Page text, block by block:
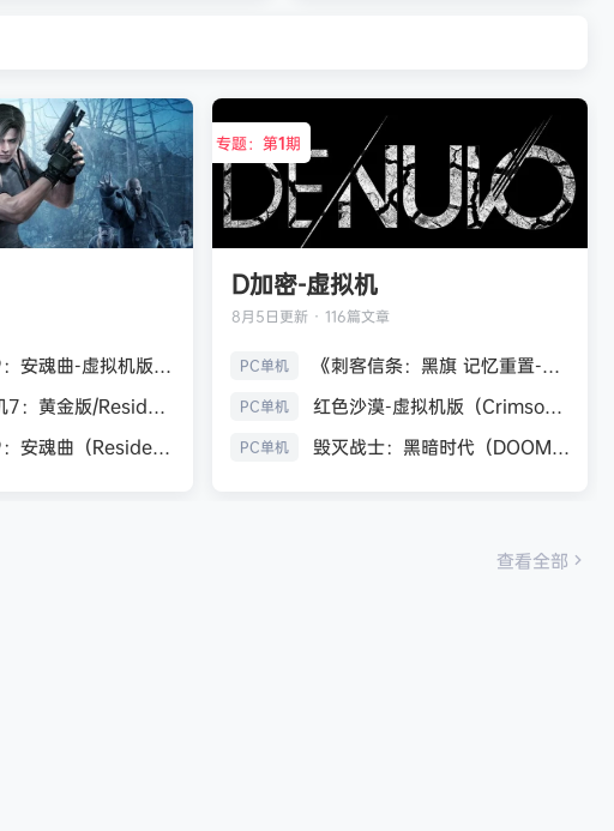
生化危机9：安魂曲-虚拟机版（Resident Evil Requiem HYPERVISOR）免安装中文版
《生化危机7：黄金版/Resident Evil 7 Biohazard》免安装中文版
生化危机9：安魂曲（Resident Evil Requiem）免安装中文版
专题：第1期
D加密-虚拟机
8月5日更新 · 116篇文章
PC单机 《刺客信条：黑旗 记忆重置-虚拟机版/Assassin’s Creed Black Flag Resynced HYPERVISOR》免安装中文版
PC单机 红色沙漠-虚拟机版（Crimson Desert HYPERVISOR）免安装中文版
PC单机 毁灭战士：黑暗时代（DOOM: The Dark Ages）免安装中文版
查看全部